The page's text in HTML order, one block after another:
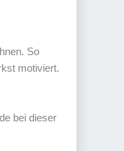
So
motiviert.
bei dieser